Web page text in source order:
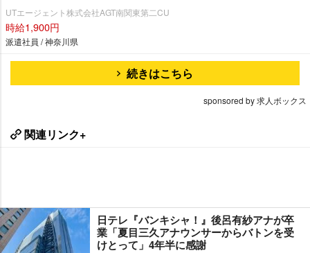
UTエージェント株式会社AGT南関東第二CU
時給1,900円
派遣社員 / 神奈川県
続きはこちら
sponsored by 求人ボックス
関連リンク+
日テレ『バンキシャ！』後呂有紗アナが卒
業「夏目三久アナウンサーからバトンを受
けとって」4年半に感謝